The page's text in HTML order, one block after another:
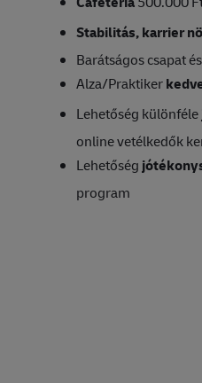
Stabilitás, karrier
Barátságos csapat
Alza/Praktiker
Lehetőség különféle
online vetélkedők
Lehetőség
program